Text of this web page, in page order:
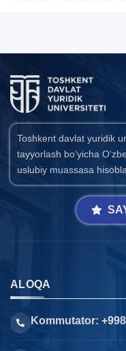
Toshkent davlat yuridik
tayyorlash bo‘yicha
uslubiy muassasa
ALOQA
Kommutator: